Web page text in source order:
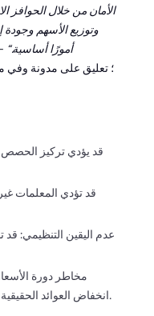
الأمان من خلال الحوافز
أمورًا أساسية.“
قد يؤدي تركيز الحصص
قد تؤدي المعلمات
عدم اليقين التنظيمي:
مخاطر دورة
انخفاض العوائد الحقيقية وقد يجعل المشاركة غير مربحة.